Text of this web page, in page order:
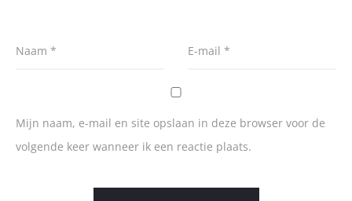
Naam * E-mail *
Mijn naam, e-mail en site opslaan in deze browser voor de
volgende keer wanneer ik een reactie plaats.